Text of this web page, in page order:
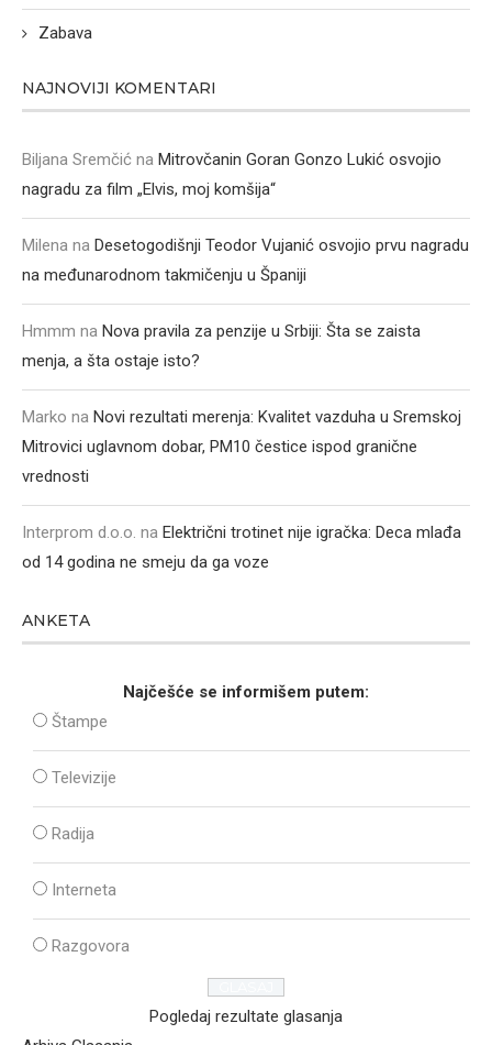
Zabava
NAJNOVIJI KOMENTARI
Biljana Sremčić na Mitrovčanin Goran Gonzo Lukić osvojio
nagradu za film „Elvis, moj komšija“
Milena na Desetogodišnji Teodor Vujanić osvojio prvu nagradu
na međunarodnom takmičenju u Španiji
Hmmm na Nova pravila za penzije u Srbiji: Šta se zaista
menja, a šta ostaje isto?
Marko na Novi rezultati merenja: Kvalitet vazduha u Sremskoj
Mitrovici uglavnom dobar, PM10 čestice ispod granične
vrednosti
Interprom d.o.o. na Električni trotinet nije igračka: Deca mlađa
od 14 godina ne smeju da ga voze
ANKETA
Najčešće se informišem putem:
Štampe
Televizije
Radija
Interneta
Razgovora
Pogledaj rezultate glasanja